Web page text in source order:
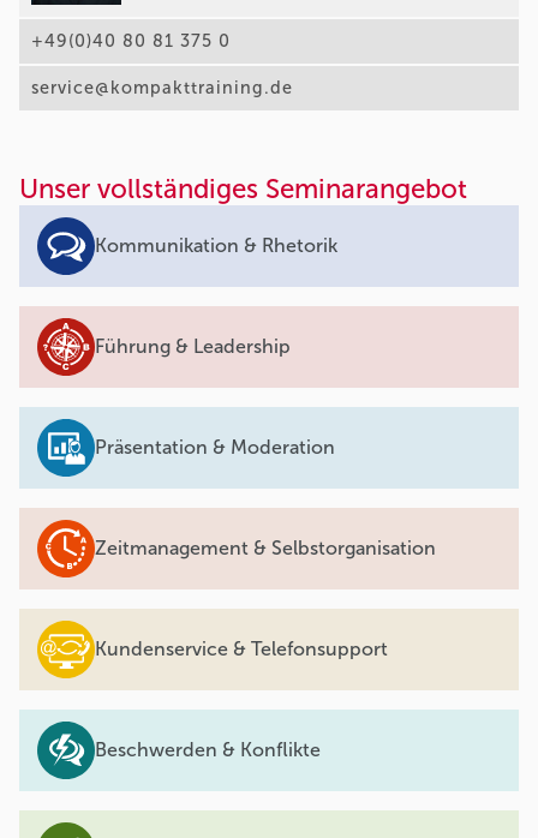
+49(0)40 80 81 375 0
service@kompakttraining.de
Unser vollständiges Seminarangebot
Kommunikation & Rhetorik
Führung & Leadership
Präsentation & Moderation
Zeitmanagement & Selbstorganisation
Kundenservice & Telefonsupport
Beschwerden & Konflikte